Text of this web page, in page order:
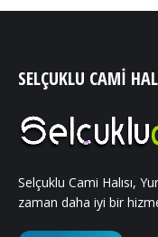
SELÇUKLU CAMI
Selçuklu Cami Halısı,
zaman daha iyi bir